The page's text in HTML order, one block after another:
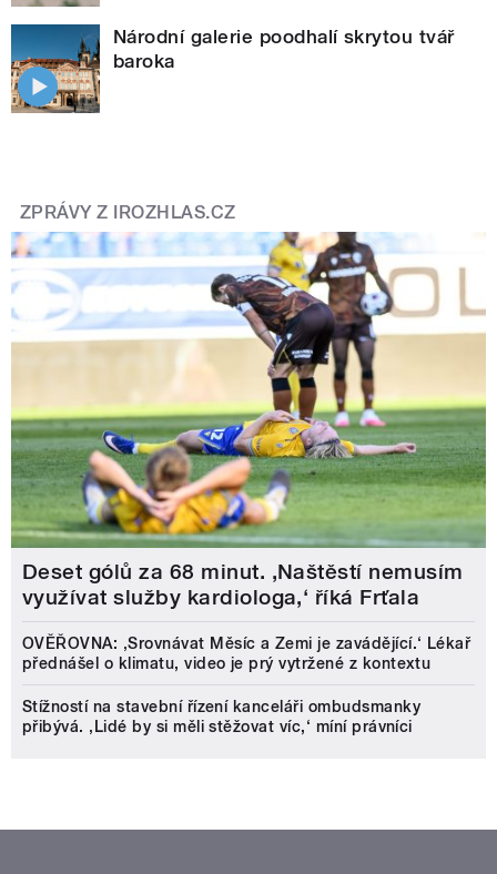
Národní galerie poodhalí skrytou tvář
baroka
ZPRÁVY Z IROZHLAS.CZ
Deset gólů za 68 minut. ,Naštěstí nemusím
využívat služby kardiologa,‘ říká Frťala
OVĚŘOVNA: ‚Srovnávat Měsíc a Zemi je zavádějící.‘ Lékař
přednášel o klimatu, video je prý vytržené z kontextu
Stížností na stavební řízení kanceláři ombudsmanky
přibývá. ‚Lidé by si měli stěžovat víc,‘ míní právníci